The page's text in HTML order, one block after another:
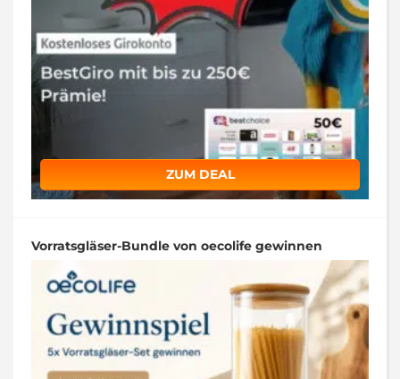
ZUM DEAL
Vorratsgläser-Bundle von oecolife gewinnen